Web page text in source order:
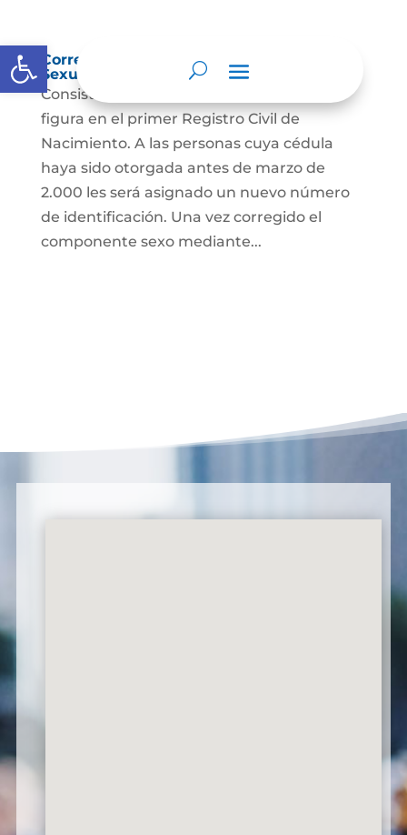
Abrir barra de herramientas
Corrección Componente de Identidad
Sexual en el Registro Civil de Nacimiento
Consiste en el cambio legal del sexo que
figura en el primer Registro Civil de
Nacimiento. A las personas cuya cédula
haya sido otorgada antes de marzo de
2.000 les será asignado un nuevo número
de identificación. Una vez corregido el
componente sexo mediante...